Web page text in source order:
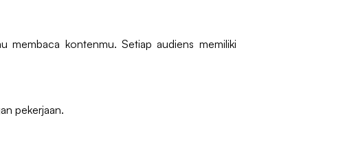
membaca kontenmu. Setiap audiens memiliki
pekerjaan.